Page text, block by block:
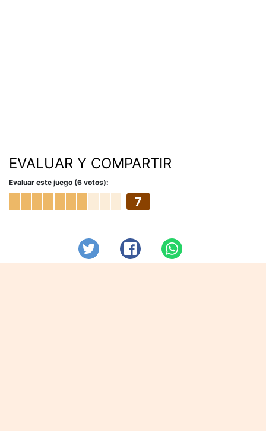
EVALUAR Y COMPARTIR
Evaluar este juego (6 votos):
7